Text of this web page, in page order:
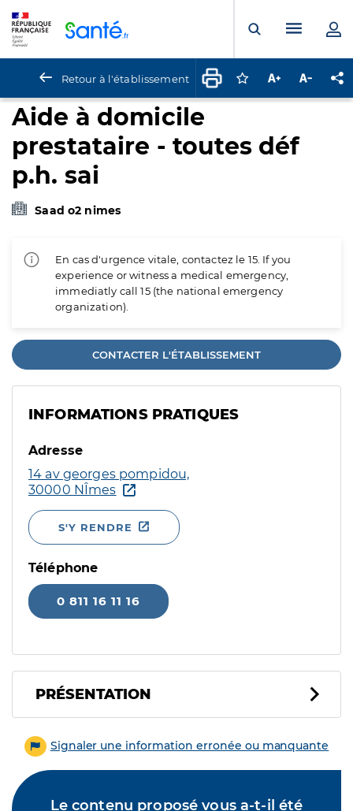
Ouvrir laMenu
Retour à l'établissement Connectez-vous
Augmenter la
Aide à domicile
prestataire - toutes déf
p.h. sai
Saad o2 nimes
En cas d'urgence vitale, contactez le 15. If you
experience or witness a medical emergency,
immediatly call 15 (the national emergency
organization).
CONTACTER L'ÉTABLISSEMENT
INFORMATIONS PRATIQUES
Adresse
14 av georges pompidou,
30000 NÎmes
S'Y RENDRE
Téléphone
0 811 16 11 16
PRÉSENTATION
Signaler une information erronée ou manquante
Le contenu proposé vous a-t-il été